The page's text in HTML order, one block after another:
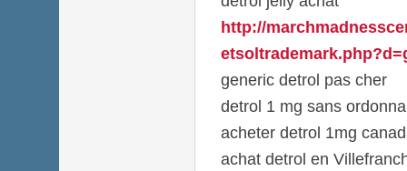
http://
generic detrol pas cher
detrol 1 mg sans
acheter detrol 1mg
achat detrol en